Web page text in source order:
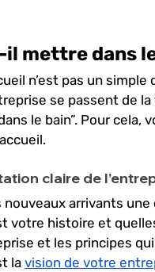
mettre dans
n’est pas un
se passent de
le bain”. Pour
claire de
nouveaux arrivants
votre histoire et
et les principes
la vision de votre